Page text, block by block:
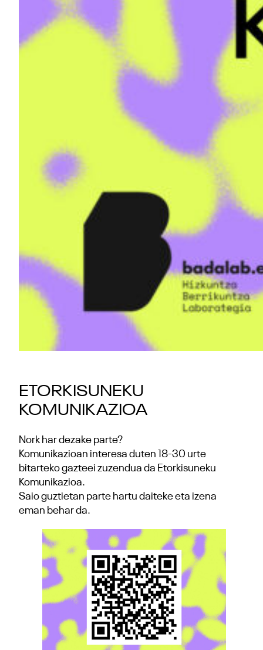
ETORKISUNEKU
KOMUNIKAZIOA
Nork har dezake parte?
Komunikazioan interesa duten 18-30 urte
bitarteko gazteei zuzendua da Etorkisuneku
Komunikazioa.
Saio guztietan parte hartu daiteke eta izena
eman behar da.